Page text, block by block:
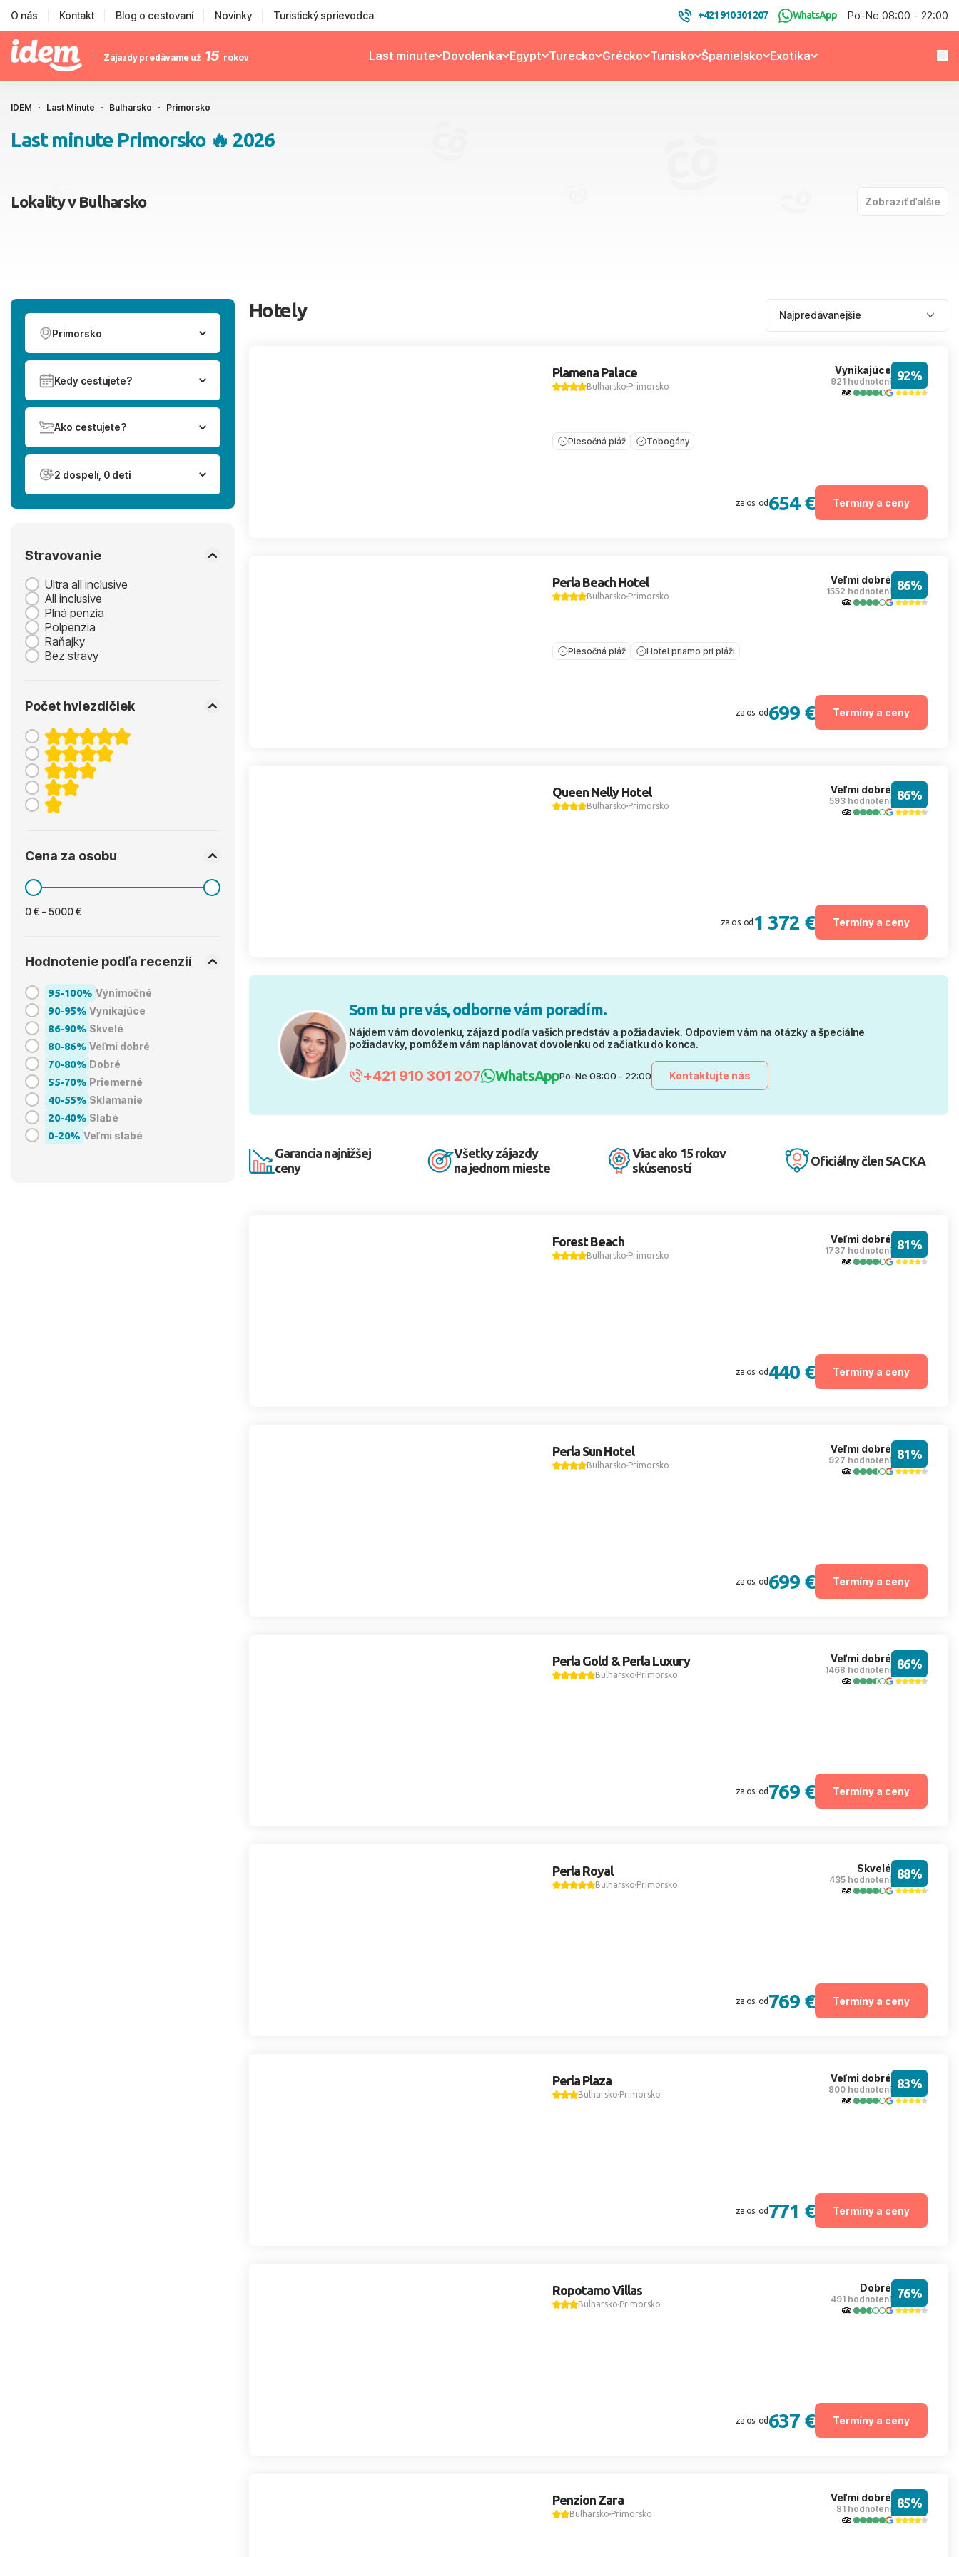
O nás Kontakt Blog o cestovaní Novinky Turistický sprievodca +421 910 301 207 WhatsApp Po-Ne 08:00 - 22:00
Zájazdy predávame už 15 rokov Last minute Dovolenka Egypt Turecko Grécko Tunisko Španielsko Exotika
IDEM Last Minute Bulharsko Primorsko
Last minute Primorsko 🔥 2026
Lokality v Bulharsko Zobraziť ďalšie
Primorsko
Kedy cestujete?
Ako cestujete?
2 dospelí, 0 deti
Stravovanie
Ultra all inclusive
All inclusive
Plná penzia
Polpenzia
Raňajky
Bez stravy
Počet hviezdičiek
Cena za osobu
0 € - 5000 €
Hodnotenie podľa recenzií
95-100% Výnimočné
90-95% Vynikajúce
86-90% Skvelé
80-86% Veľmi dobré
70-80% Dobré
55-70% Priemerné
40-55% Sklamanie
20-40% Slabé
0-20% Veľmi slabé
Hotely
Plamena Palace
BulharskoPrimorsko
Vynikajúce
921 hodnotení 92%
Piesočná pláž Tobogány
za os. od 654 € Termíny a ceny
Perla Beach Hotel
BulharskoPrimorsko
Veľmi dobré
1552 hodnotení 86%
Piesočná pláž Hotel priamo pri pláži
za os. od 699 € Termíny a ceny
Queen Nelly Hotel
BulharskoPrimorsko
Veľmi dobré
593 hodnotení 86%
za os. od 1 372 € Termíny a ceny
Som tu pre vás, odborne vám poradím.
Nájdem vám dovolenku, zájazd podľa vašich predstáv a požiadaviek. Odpoviem vám na otázky a špeciálne
požiadavky, pomôžem vám naplánovať dovolenku od začiatku do konca.
+421 910 301 207 WhatsAppPo-Ne 08:00 - 22:00 Kontaktujte nás
Garancia najnižšej
ceny
Všetky zájazdy
na jednom mieste
Viac ako 15 rokov
skúseností
Oficiálny člen SACKA
Forest Beach
BulharskoPrimorsko
Veľmi dobré
1737 hodnotení 81%
za os. od 440 € Termíny a ceny
Perla Sun Hotel
BulharskoPrimorsko
Veľmi dobré
927 hodnotení 81%
za os. od 699 € Termíny a ceny
Perla Gold & Perla Luxury
BulharskoPrimorsko
Veľmi dobré
1468 hodnotení 86%
za os. od 769 € Termíny a ceny
Perla Royal
BulharskoPrimorsko
Skvelé
435 hodnotení 88%
za os. od 769 € Termíny a ceny
Perla Plaza
BulharskoPrimorsko
Veľmi dobré
800 hodnotení 83%
za os. od 771 € Termíny a ceny
Ropotamo Villas
BulharskoPrimorsko
Dobré
491 hodnotení 76%
za os. od 637 € Termíny a ceny
Penzion Zara
BulharskoPrimorsko
Veľmi dobré
81 hodnotení 85%